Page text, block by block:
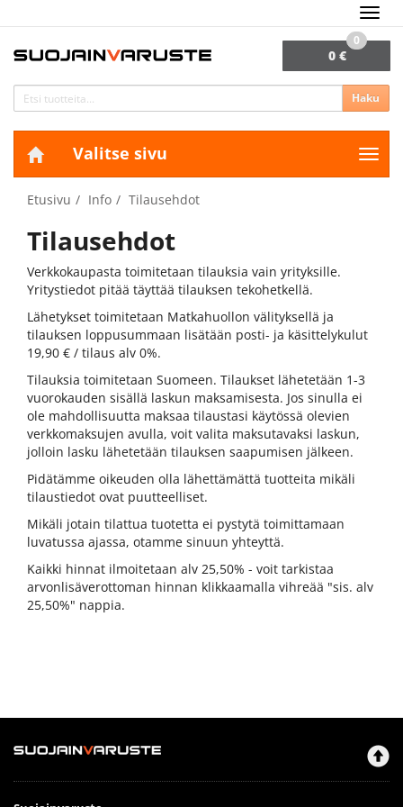
0 €
0
Haku
Valitse sivu
Etusivu Info Tilausehdot
Tilausehdot
Verkkokaupasta toimitetaan tilauksia vain yrityksille.
Yritystiedot pitää täyttää tilauksen tekohetkellä.
Lähetykset toimitetaan Matkahuollon välityksellä ja
tilauksen loppusummaan lisätään posti- ja käsittelykulut
19,90 € / tilaus alv 0%.
Tilauksia toimitetaan Suomeen. Tilaukset lähetetään 1-3
vuorokauden sisällä laskun maksamisesta. Jos sinulla ei
ole mahdollisuutta maksaa tilaustasi käytössä olevien
verkkomaksujen avulla, voit valita maksutavaksi laskun,
jolloin lasku lähetetään tilauksen saapumisen jälkeen.
Pidätämme oikeuden olla lähettämättä tuotteita mikäli
tilaustiedot ovat puutteelliset.
Mikäli jotain tilattua tuotetta ei pystytä toimittamaan
luvatussa ajassa, otamme sinuun yhteyttä.
Kaikki hinnat ilmoitetaan alv 25,50% - voit tarkistaa
arvonlisäverottoman hinnan klikkaamalla vihreää "sis. alv
25,50%" nappia.